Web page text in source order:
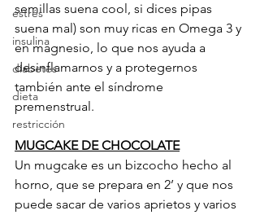
estrés
insulina
diabetes
dieta
restricción
semillas suena cool, si dices pipas
suena mal) son muy ricas en Omega 3 y
en magnesio, lo que nos ayuda a
desinflamarnos y a protegernos
también ante el síndrome
premenstrual.
MUGCAKE DE CHOCOLATE
Un mugcake es un bizcocho hecho al
horno, que se prepara en 2’ y que nos
puede sacar de varios aprietos y varios